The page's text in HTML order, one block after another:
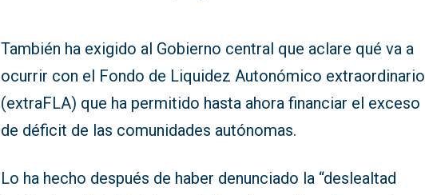
También ha exigido al Gobierno central que aclare qué va a
ocurrir con el Fondo de Liquidez Autonómico extraordinario
(extraFLA) que ha permitido hasta ahora financiar el exceso
de déficit de las comunidades autónomas.
Lo ha hecho después de haber denunciado la “deslealtad